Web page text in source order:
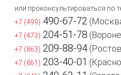
или проконсультироваться по
+7 (499) 490-67-72
+7 (473) 204-51-78
+7 (863) 209-88-94
+7 (861) 203-40-01